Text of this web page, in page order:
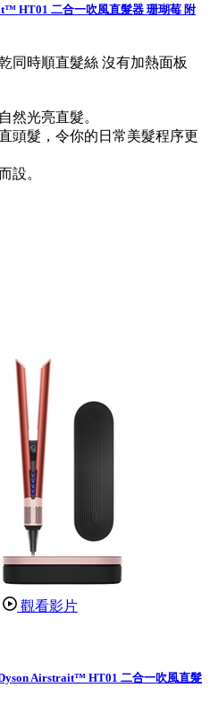
HT01 二合一吹風直髮器 珊瑚莓 附
同時順直髮絲 沒有加熱面板
然光亮直髮。
頭髮，令你的日常美髮程序更
設。
觀看影片
Airstrait™ HT01 二合一吹風直髮